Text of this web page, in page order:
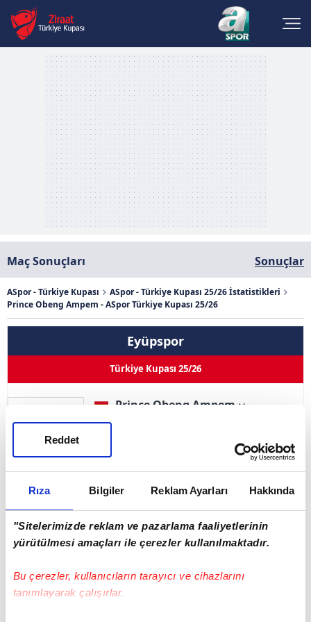
Rıza Bilgiler Reklam Ayarları Hakkında
"Sitelerimizde reklam ve pazarlama faaliyetlerinin
yürütülmesi amaçları ile çerezler kullanılmaktadır.
Bu çerezler, kullanıcıların tarayıcı ve cihazlarını
tanımlayarak çalışırlar.
Reddet
Maç Sonuçları Sonuçlar
ASpor - Türkiye Kupası
ASpor - Türkiye Kupası 25/26 İstatistikleri
Prince Obeng Ampem - ASpor Türkiye Kupası 25/26
Eyüpspor
Türkiye Kupası 25/26
40
Prince Obeng Ampem
Pozisyon
0
Goller
0
Asistler
0
Oynama
0
İlk 11
Sarı Kart 0 Çift Kart 0 Kırmızı Kart 0
Doğum Tarihi 13.04.1998